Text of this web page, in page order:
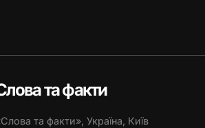
та факти
та факти», Україна, Київ